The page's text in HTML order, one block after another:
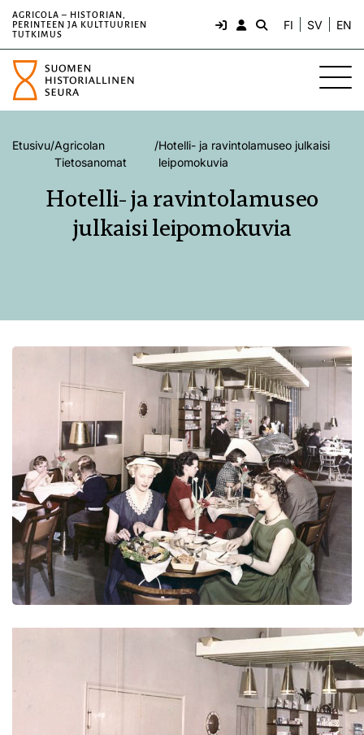
AGRICOLA – HISTORIAN,
PERINTEEN JA KULTTUURIEN
TUTKIMUS
FI SV EN
Etusivu/Agricolan
Tietosanomat
/Hotelli- ja ravintolamuseo julkaisi
leipomokuvia
Hotelli- ja ravintolamuseo
julkaisi leipomokuvia